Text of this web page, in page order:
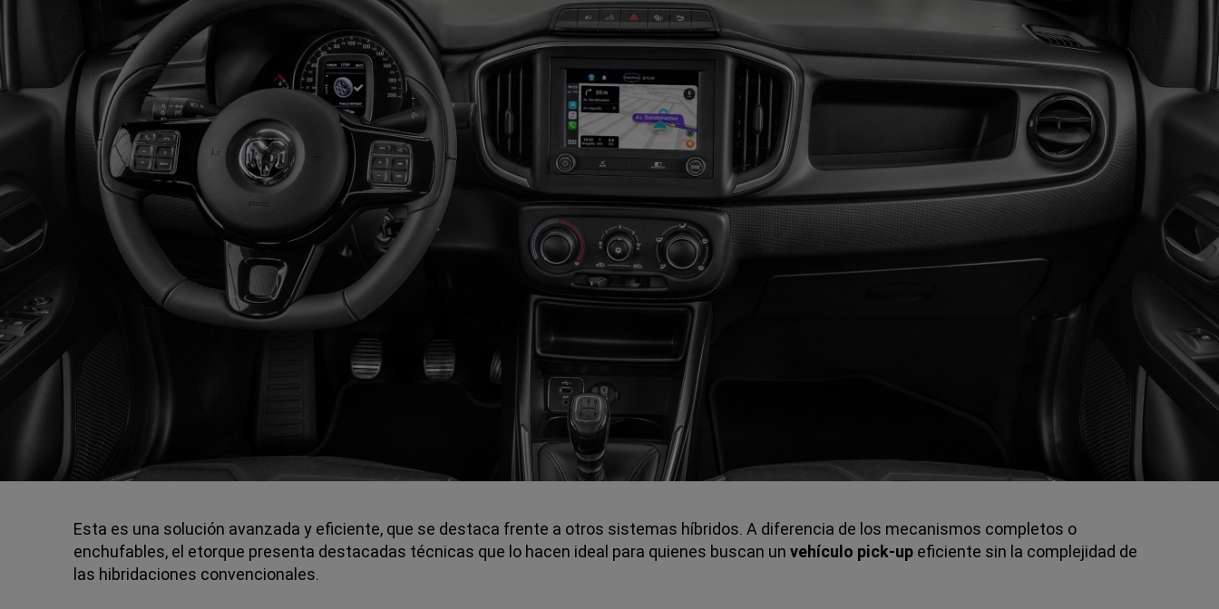
Esta es una solución avanzada y eficiente, que se destaca frente a otros sistemas híbridos. A diferencia de los mecanismos completos o
enchufables, el etorque presenta destacadas técnicas que lo hacen ideal para quienes buscan un vehículo pick-upeficiente sin la complejidad de
las hibridaciones convencionales.